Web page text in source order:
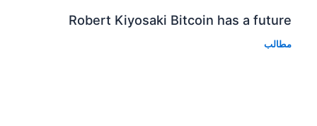
Robert Kiyosaki Bitcoin has a future
مطالب